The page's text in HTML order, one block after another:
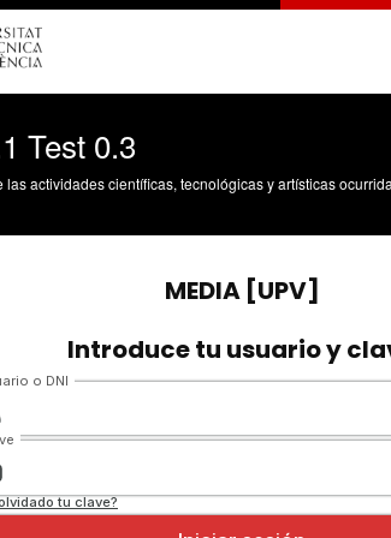
Test 0.3
las actividades científicas, tecnológicas y artísticas